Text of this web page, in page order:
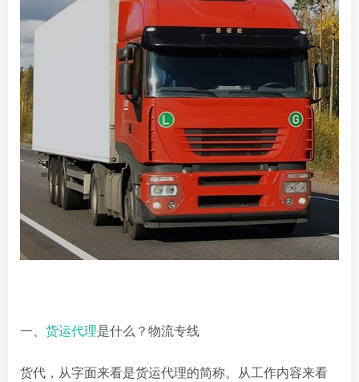
一、 货运代理是什么？物流专线
货代，从字面来看是货运代理的简称。从工作内容来看